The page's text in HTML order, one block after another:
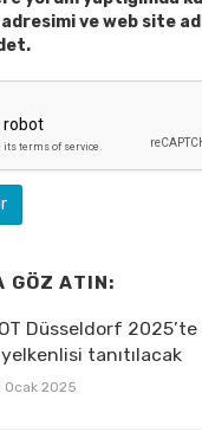
adresimi ve web site
GÖZ ATIN:
Düsseldorf
tanıtılacak
Ocak 2025